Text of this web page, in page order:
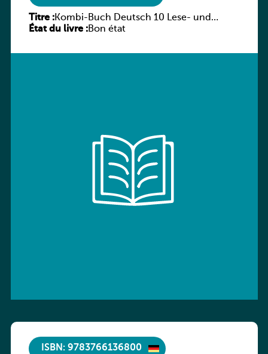
Titre :Kombi-Buch Deutsch 10 Lese- und
Sprachbuch
État du livre :Bon état
ISBN: 9783766136800